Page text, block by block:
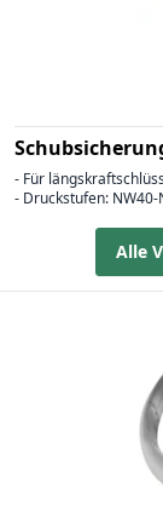
- Für
- Druckstufen: NW40-
Alle